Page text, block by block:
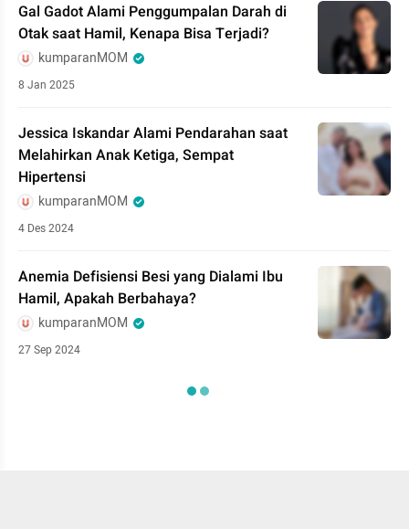
Gal Gadot Alami Penggumpalan Darah di
Otak saat Hamil, Kenapa Bisa Terjadi?
kumparanMOM
8 Jan 2025
Jessica Iskandar Alami Pendarahan saat
Melahirkan Anak Ketiga, Sempat
Hipertensi
kumparanMOM
4 Des 2024
Anemia Defisiensi Besi yang Dialami Ibu
Hamil, Apakah Berbahaya?
kumparanMOM
27 Sep 2024